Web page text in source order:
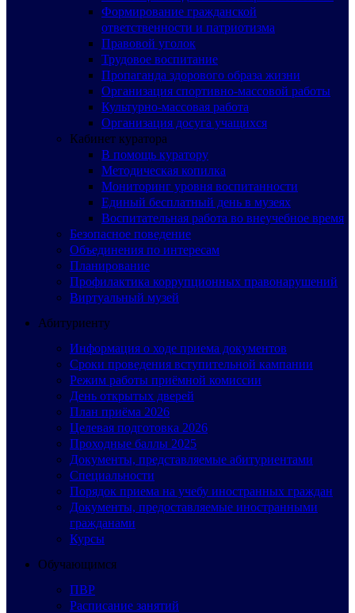
Формирование гражданской
ответственности и патриотизма
Правовой уголок
Трудовое воспитание
Пропаганда здорового образа жизни
Организация спортивно-массовой работы
Культурно-массовая работа
Организация досуга учащихся
Кабинет куратора
В помощь куратору
Методическая копилка
Мониторинг уровня воспитанности
Единый бесплатный день в музеях
Воспитательная работа во внеучебное время
Безопасное поведение
Объединения по интересам
Планирование
Профилактика коррупционных правонарушений
Виртуальный музей
Абитуриенту
Информация о ходе приема документов
Сроки проведения вступительной кампании
Режим работы приёмной комиссии
День открытых дверей
План приёма 2026
Целевая подготовка 2026
Проходные баллы 2025
Документы, представляемые абитуриентами
Специальности
Порядок приема на учебу иностранных граждан
Документы, предоставляемые иностранными
гражданами
Курсы
Обучающимся
ПВР
Расписание занятий